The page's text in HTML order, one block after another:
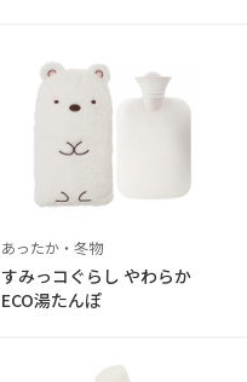
あったか・冬物
すみっコぐらし やわらか
ECO湯たんぽ